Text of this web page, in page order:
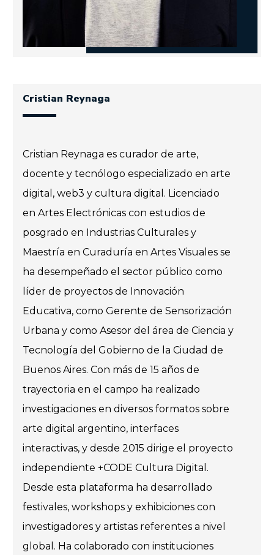
Cristian Reynaga
Cristian Reynaga es curador de arte,
docente y tecnólogo especializado en arte
digital, web3 y cultura digital. Licenciado
en Artes Electrónicas con estudios de
posgrado en Industrias Culturales y
Maestría en Curaduría en Artes Visuales se
ha desempeñado el sector público como
líder de proyectos de Innovación
Educativa, como Gerente de Sensorización
Urbana y como Asesor del área de Ciencia y
Tecnología del Gobierno de la Ciudad de
Buenos Aires. Con más de 15 años de
trayectoria en el campo ha realizado
investigaciones en diversos formatos sobre
arte digital argentino, interfaces
interactivas, y desde 2015 dirige el proyecto
independiente +CODE Cultura Digital.
Desde esta plataforma ha desarrollado
festivales, workshops y exhibiciones con
investigadores y artistas referentes a nivel
global. Ha colaborado con instituciones